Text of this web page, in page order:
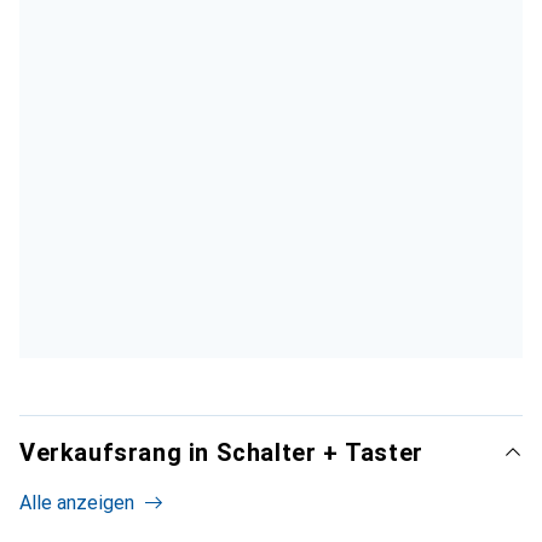
Verkaufsrang in Schalter + Taster
Alle anzeigen